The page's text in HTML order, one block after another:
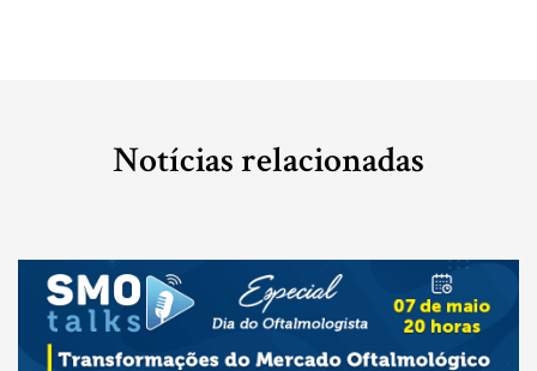
Notícias relacionadas